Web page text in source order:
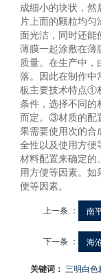
成细小的块状，然
片上面的颗粒均匀
面光洁，同时还能
薄膜一起涂敷在薄
质量。在生产中，
落。因此在制作中
板主要技术特点①
条件，选择不同
而定。③材质的配
果需要使用次的合
全性以及使用方便
材料配置来确定的
用方便等因素。如
便等因素。
上一条 ： 南
下一条 ： 海
关键词：三明白色